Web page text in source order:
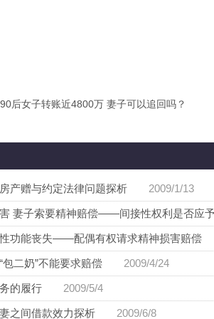
后女子转账近4800万 妻子可以追回吗？
产赠与约定法律问题探析 2009/1/13
妻子索要精神赔偿——间接性权利是否应
功能丧失——配偶有权请求精神损害赔偿
二奶”不能要求赔偿 2009/4/24
的履行 2009/5/4
之间借款效力探析 2009/6/8